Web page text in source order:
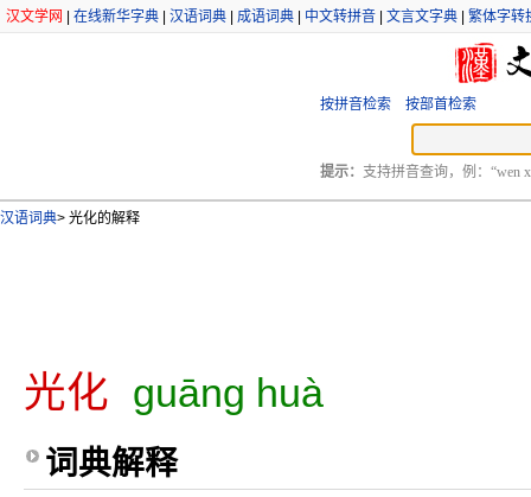
汉文学网 在线新华字典 汉语词典 成语词典 中文转拼音 文言文字典 繁体字转
按拼音检索 按部首检索
提示： 支持拼音查询，例：“wen
汉语词典> 光化的解释
光化 guāng huà
词典解释